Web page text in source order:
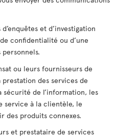
et d’investigation
confidentialité ou d’une
ou leurs fournisseurs de
des services de
sécurité de l’information, les
service à la clientèle, le
des produits connexes.
et prestataire de services